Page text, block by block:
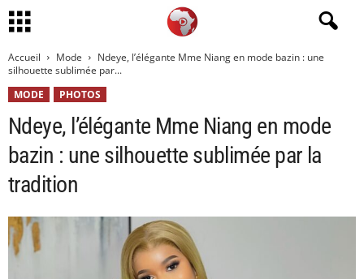
Accueil Mode
Ndeye, l’élégante Mme Niang en mode bazin : une
silhouette sublimée par...
MODE
PHOTOS
Ndeye, l’élégante Mme Niang en mode
bazin : une silhouette sublimée par la
tradition